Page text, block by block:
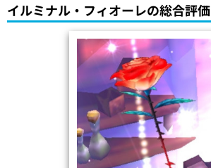
イルミナル・フィオーレの総合評価